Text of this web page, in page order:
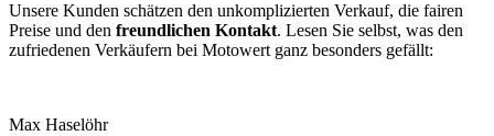
Unsere Kunden schätzen den unkomplizierten Verkauf, die fairen
Preise und den freundlichen Kontakt. Lesen Sie selbst, was den
zufriedenen Verkäufern bei Motowert ganz besonders gefällt:
Max Haselöhr